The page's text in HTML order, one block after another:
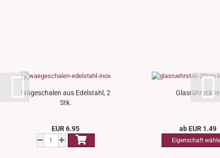
Wägeschalen aus Edelstahl, 2
Stk.
EUR 6.95
Glasrührstäbe
ab EUR 1.49